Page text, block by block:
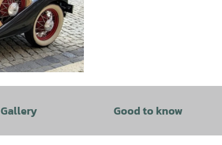
Gallery Good to know